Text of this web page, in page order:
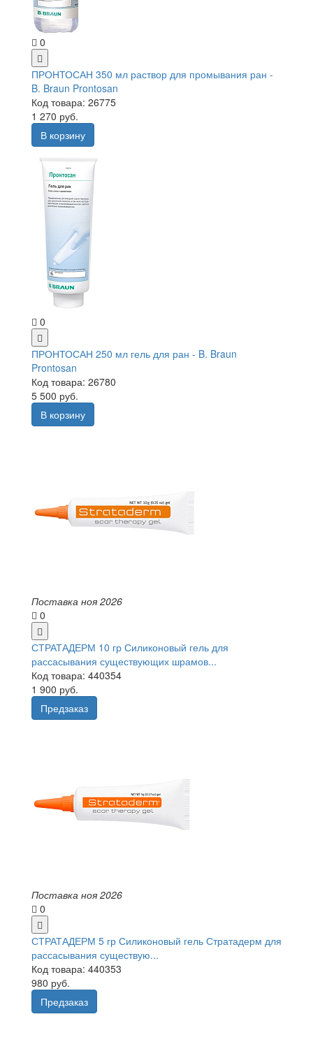
0
ПРОНТОСАН 350 мл раствор для промывания ран -
B. Braun Prontosan
Код товара: 26775
1 270 руб.
В корзину
0
ПРОНТОСАН 250 мл гель для ран - B. Braun
Prontosan
Код товара: 26780
5 500 руб.
В корзину
Поставка ноя 2026
0
СТРАТАДЕРМ 10 гр Силиконовый гель для
рассасывания существующих шрамов...
Код товара: 440354
1 900 руб.
Предзаказ
Поставка ноя 2026
0
СТРАТАДЕРМ 5 гр Силиконовый гель Стратадерм для
рассасывания существую...
Код товара: 440353
980 руб.
Предзаказ